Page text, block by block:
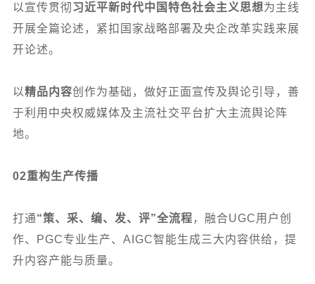
以宣传贯彻习近平新时代中国特色社会主义思想为主线
开展全篇论述，紧扣国家战略部署及央企改革实践来展
开论述。
以精品内容创作为基础，做好正面宣传及舆论引导，善
于利用中央权威媒体及主流社交平台扩大主流舆论阵
地。
02重构生产传播
打通“策、采、编、发、评”全流程 ，融合UGC用户创
作、PGC专业生产、AIGC智能生成三大内容供给，提
升内容产能与质量。